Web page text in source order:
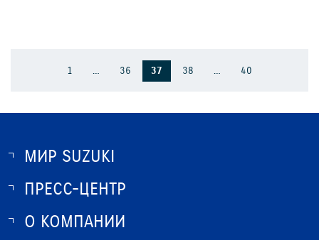
1 … 36 37 38 … 40
МИР SUZUKI
О SUZUKI
ПРЕСС-ЦЕНТР
НОВОСТИ
О КОМПАНИИ